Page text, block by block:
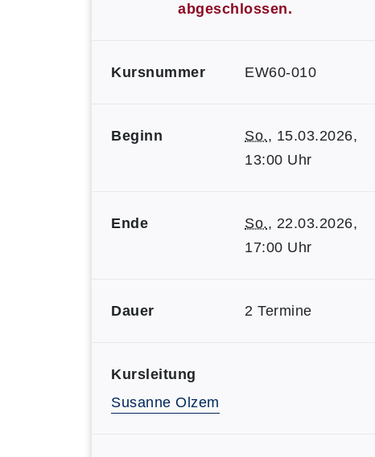
abgeschlossen.
Kursnummer EW60-010
Beginn So., 15.03.2026,
13:00 Uhr
Ende So., 22.03.2026,
17:00 Uhr
Dauer 2 Termine
Kursleitung
Susanne Olzem